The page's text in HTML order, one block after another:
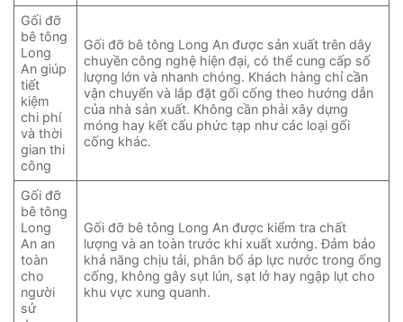
Gối đỡ
bê tông
Long
An giúp
tiết
kiệm
chi phí
và thời
gian thi
công
Gối đỡ bê tông Long An được sản xuất trên dây
chuyền công nghệ hiện đại, có thể cung cấp số
lượng lớn và nhanh chóng. Khách hàng chỉ cần
vận chuyển và lắp đặt gối cống theo hướng dẫn
của nhà sản xuất. Không cần phải xây dựng
móng hay kết cấu phức tạp như các loại gối
cống khác.
Gối đỡ
bê tông
Long
An an
toàn
cho
người
sử
Gối đỡ bê tông Long An được kiểm tra chất
lượng và an toàn trước khi xuất xưởng. Đảm bảo
khả năng chịu tải, phân bổ áp lực nước trong ống
cống, không gây sụt lún, sạt lở hay ngập lụt cho
khu vực xung quanh.